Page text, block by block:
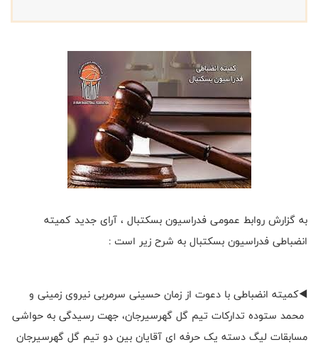
به گزارش روابط عمومی فدراسیون بسکتبال ، آرای جدید کمیته
انضباطی فدراسیون بسکتبال به شرح زیر است :
◀️کمیته انضباطی با دعوت از زمان حسینی سرمربی نیروی زمینی و
محمد ستوده تدارکات تیم گل گهرسیرجان، جهت رسیدگی به حواشی
مسابقات لیگ دسته یک حرفه ای آقایان بین دو تیم گل گهرسیرجان